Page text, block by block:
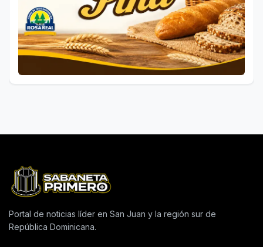
Portal de noticias líder en San Juan y la región sur de
República Dominicana.